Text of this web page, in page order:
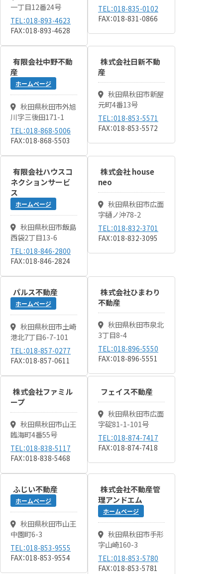
一丁目12番24号
TEL：018-893-4623
FAX：018-893-4628
TEL：018-835-0102
FAX：018-831-0866
有限会社中野不動
産
ホームページ
秋田県秋田市外旭
川字三後田171-1
TEL：018-868-5006
FAX：018-868-5503
株式会社日新不動
産
秋田県秋田市新屋
元町4番13号
TEL：018-853-5571
FAX：018-853-5572
有限会社ハウスコ
ネクションサービ
ス
ホームページ
秋田県秋田市飯島
西袋2丁目13-6
TEL：018-846-2800
FAX：018-846-2824
株式会社 house
neo
秋田県秋田市広面
字樋ノ沖78-2
TEL：018-832-3701
FAX：018-832-3095
パルス不動産
ホームページ
秋田県秋田市土崎
港北7丁目6-7-101
TEL：018-857-0277
FAX：018-857-0611
株式会社ひまわり
不動産
秋田県秋田市泉北
3丁目8-4
TEL：018-896-5550
FAX：018-896-5551
株式会社ファミル
ープ
秋田県秋田市山王
臨海町4番55号
TEL：018-838-5117
FAX：018-838-5468
フェイス不動産
秋田県秋田市広面
字碇81-1-101号
TEL：018-874-7417
FAX：018-874-7418
ふじい不動産
ホームページ
秋田県秋田市山王
中園町6-3
TEL：018-853-9555
FAX：018-853-9554
株式会社不動産管
理アンドエム
ホームページ
秋田県秋田市手形
字山崎160-3
TEL：018-853-5780
FAX：018-853-5781